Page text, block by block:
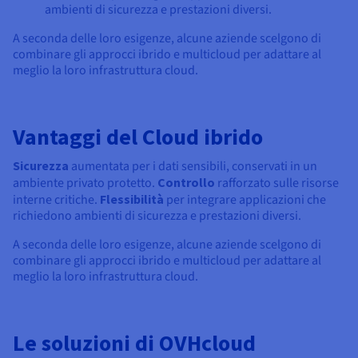
ambienti di sicurezza e prestazioni diversi.
A seconda delle loro esigenze, alcune aziende scelgono di
combinare gli approcci ibrido e multicloud per adattare al
meglio la loro infrastruttura cloud.
Vantaggi del Cloud ibrido
Sicurezza aumentata per i dati sensibili, conservati in un
ambiente privato protetto. Controllo rafforzato sulle risorse
interne critiche. Flessibilità per integrare applicazioni che
richiedono ambienti di sicurezza e prestazioni diversi.
A seconda delle loro esigenze, alcune aziende scelgono di
combinare gli approcci ibrido e multicloud per adattare al
meglio la loro infrastruttura cloud.
Le soluzioni di OVHcloud